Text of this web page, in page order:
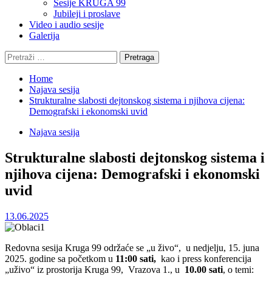
Sesije KRUGA 99
Jubileji i proslave
Video i audio sesije
Galerija
Pretraga:
Home
Najava sesija
Strukturalne slabosti dejtonskog sistema i njihova cijena:
Demografski i ekonomski uvid
Najava sesija
Strukturalne slabosti dejtonskog sistema i
njihova cijena: Demografski i ekonomski
uvid
13.06.2025
Redovna sesija Kruga 99 održaće se „u živo“, u nedjelju, 15. juna
2025. godine sa početkom u 11:00 sati, kao i press konferencija
„uživo“ iz prostorija Kruga 99, Vrazova 1., u 10.00 sati, o temi: